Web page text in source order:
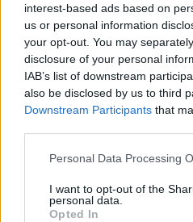
interest-based ads based on
us or personal information
your opt-out. You may
disclosure of your personal
IAB’s list of downstream
also be disclosed by us to third
Downstream Participants that
Please note that this website/
not limited to your visit or usage
grant or deny consent to
Personal Data Processing
I want to opt-out of the
personal data.
Opted In
Önkéntes házi
sikerült megnézni a
meccset, a Videoton UEFA-
készült dokumentumfilmet,
jelölve az osztrák-magyar
még sokáig tart a szünet,
Kongó....stadionok
Futó Lada•2020. március 16.